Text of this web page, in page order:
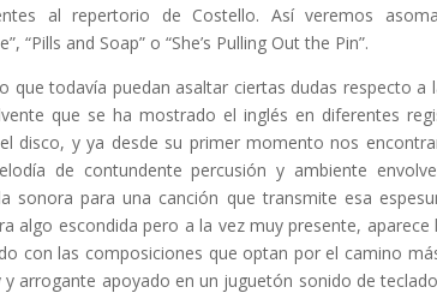
al repertorio de Costello. Así veremos
“Pills and Soap” o “She’s Pulling Out the Pin”.
que todavía puedan asaltar ciertas dudas respecto a
que se ha mostrado el inglés en diferentes
disco, y ya desde su primer momento nos
de contundente percusión y ambiente
sonora para una canción que transmite esa
algo escondida pero a la vez muy presente, aparece
con las composiciones que optan por el camino
arrogante apoyado en un juguetón sonido de